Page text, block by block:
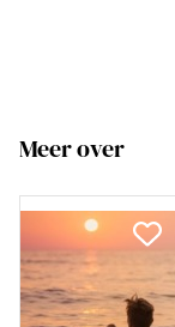
Meer over